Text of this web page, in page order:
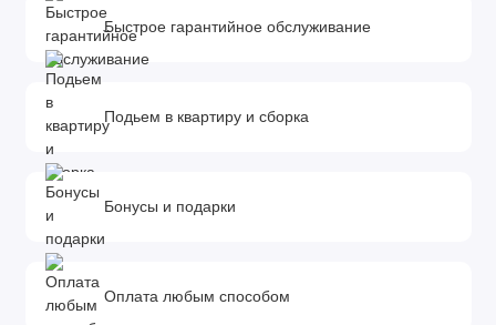
Капюшоны регулируются независимо
Предназначена для новорожденных, подходит для
детей до 9 кг, компактна снаружи и в меру просторна
внутри
Комфортная для малыша, просто
транспортируется, легко помещаясь на сидение
автомобиля
Подходит к коляске Mountain Buggy Duet,со
именно этой модели – простыми в обращении и
надежными.
Небольшой вес люльки позволяет занести на этаж,
Быстрое гарантийное обслуживание
Подьем в квартиру и сборка
Бонусы и подарки
Оплата любым способом